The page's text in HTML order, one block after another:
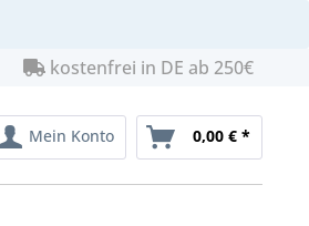
kostenfrei in DE ab 250€
Mein Konto 0,00 € *